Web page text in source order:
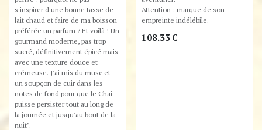
s'inspirer d'une bonne tasse de
lait chaud et faire de ma boisson
préférée un parfum ? Et voilà ! Un
gourmand moderne, pas trop
sucré, définitivement épicé mais
avec une texture douce et
crémeuse. J'ai mis du musc et
un soupçon de cuir dans les
notes de fond pour que le Chai
puisse persister tout au long de
la journée et jusqu'au bout de la
nuit".
Attention : marque de son
empreinte indélébile.
108.33€